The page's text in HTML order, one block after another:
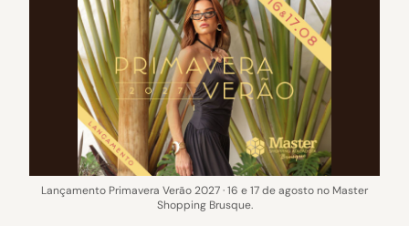
Lançamento Primavera Verão 2027 · 16 e 17 de agosto no Master
Shopping Brusque.